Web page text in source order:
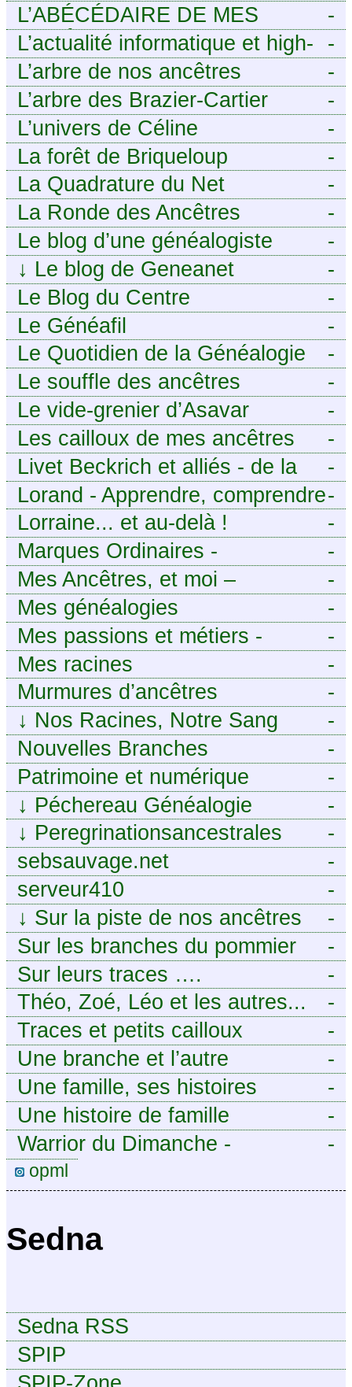
-
L’ABÉCÉDAIRE DE MES
ANCÊTRES – Tout ce que
j’aurais aimé savoir sur ma
famille mais n’ai jamais osé
demander
-
L’actualité informatique et high-
tech pour décideurs IT.
-
L’arbre de nos ancêtres
-
L’arbre des Brazier-Cartier
-
L’univers de Céline
-
La forêt de Briqueloup
-
La Quadrature du Net
-
La Ronde des Ancêtres
-
Le blog d’une généalogiste
-
↓ Le blog de Geneanet
-
Le Blog du Centre
Généalogique de Touraine -
-
Le Généafil
-
Le Quotidien de la Généalogie
-
Le souffle des ancêtres
-
Le vide-grenier d’Asavar
-
Les cailloux de mes ancêtres
-
Livet Beckrich et alliés - de la
généalogie à l’écriture.
-
Lorand - Apprendre, comprendre
et transmettre pour exister.
(Descartes)
-
Lorraine... et au-delà !
-
Marques Ordinaires -
Généalogie de Moselle et
d’ailleurs
-
Mes Ancêtres, et moi –
Découvrez mes aïeux en Ille-et-
Vilaine et ailleurs
-
Mes généalogies
-
Mes passions et métiers -
Généalogie et Tir à l’Arc
-
Mes racines
-
Murmures d’ancêtres
-
↓ Nos Racines, Notre Sang
-
Nouvelles Branches
-
Patrimoine et numérique
-
↓ Péchereau Généalogie
-
↓ Peregrinationsancestrales
-
sebsauvage.net
-
serveur410
-
↓ Sur la piste de nos ancêtres
en Périgord.
-
Sur les branches du pommier
-
Sur leurs traces ….
-
Théo, Zoé, Léo et les autres...
-
Traces et petits cailloux
-
Une branche et l’autre
-
Une famille, ses histoires
-
Une histoire de famille
-
Warrior du Dimanche -
Publication à caractère
intermittent, approximatif et
opml
Sedna
Sedna RSS
SPIP